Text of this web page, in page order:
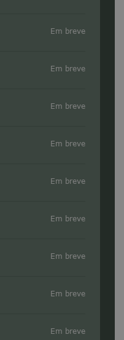
Em breve
Em breve
Em breve
Em breve
Em breve
Em breve
Em breve
Em breve
Em breve